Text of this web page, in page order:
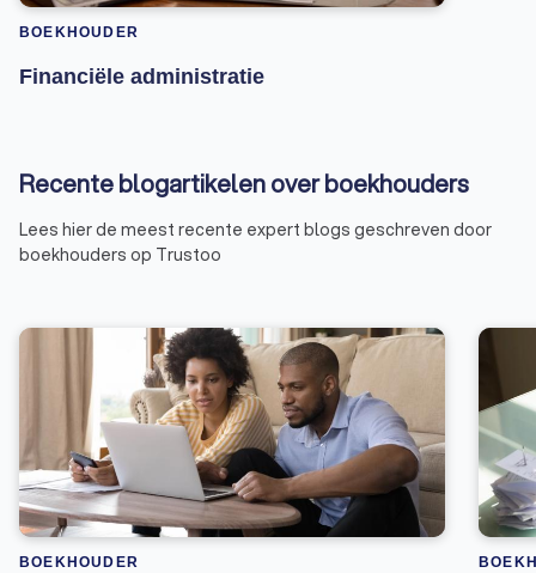
BOEKHOUDER
Financiële administratie
Recente blogartikelen over boekhouders
Lees hier de meest recente expert blogs geschreven door
boekhouders op Trustoo
BOEKHOUDER